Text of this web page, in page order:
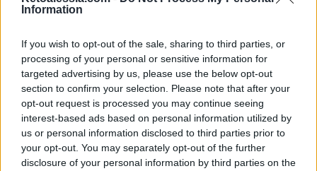
Information
If you wish to opt-out of the sale, sharing to third parties, or
processing of your personal or sensitive information for
targeted advertising by us, please use the below opt-out
section to confirm your selection. Please note that after your
opt-out request is processed you may continue seeing
interest-based ads based on personal information utilized by
us or personal information disclosed to third parties prior to
your opt-out. You may separately opt-out of the further
disclosure of your personal information by third parties on the
RICETTE DOLCI CHETOGENICI
Non solo a San Valentino: questi biscotti
keto senza uova li rifai sempre
DiAlessia Vinci 12 Febbraio 2026
5 min lettura
Se pensi che senza uova una frolla keto non possa funzionare, questi
biscotti keto occhio di bue ti faranno cambiare…